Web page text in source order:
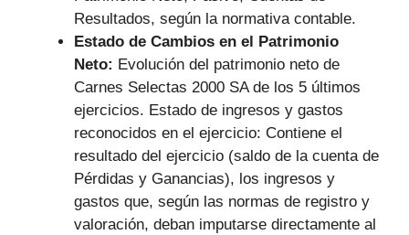
Resultados, según la normativa contable.
Estado de Cambios en el Patrimonio
Neto: Evolución del patrimonio neto de
Carnes Selectas 2000 SA de los 5 últimos
ejercicios. Estado de ingresos y gastos
reconocidos en el ejercicio: Contiene el
resultado del ejercicio (saldo de la cuenta de
Pérdidas y Ganancias), los ingresos y
gastos que, según las normas de registro y
valoración, deban imputarse directamente al